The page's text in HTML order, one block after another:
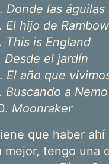
Donde las
El hijo de Rambow
This is England
Desde el jardín
El año que
Buscando a Nemo
Moonraker
que haber
mejor, tengo una